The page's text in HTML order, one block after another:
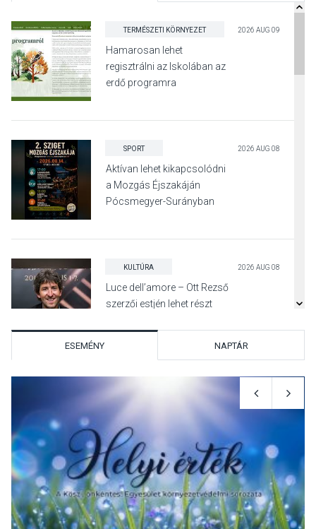
TERMÉSZETI KÖRNYEZET 2026 AUG 09
Hamarosan lehet
regisztrálni az Iskolában az
erdő programra
SPORT 2026 AUG 08
Aktívan lehet kikapcsolódni
a Mozgás Éjszakáján
Pócsmegyer-Surányban
KULTÚRA 2026 AUG 08
Luce dell’amore – Ott Rezső
szerzői estjén lehet részt
Felhívás a gyermekek
fokozott védelmére a nyári
hőségben
KULTÚRA 2026 AUG 07
Reneszánsz dallamok
ESEMÉNY NAPTÁR